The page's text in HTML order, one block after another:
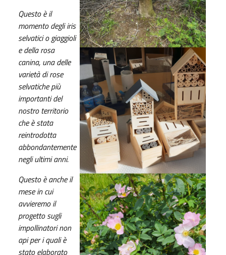
Questo è il
momento degli iris
selvatici o giaggioli
e della rosa
canina, una delle
varietà di rose
selvatiche più
importanti del
nostro territorio
che è stata
reintrodotta
abbondantemente
negli ultimi anni.
Questo è anche il
mese in cui
avvieremo il
progetto sugli
impollinatori non
api per i quali è
stato elaborato